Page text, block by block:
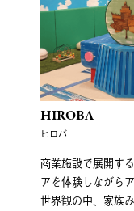
HIROBA
ヒロバ
商業施設で展開す
アを体験しながら
世界観の中、家族